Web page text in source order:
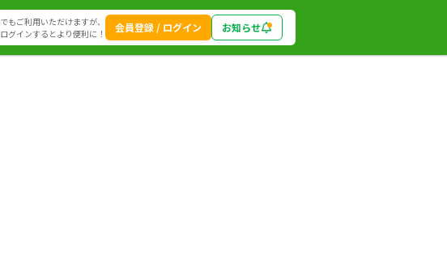
もご利用いただけますが、
ログインするとより便利に！
会員登録 / ログイン お知らせ